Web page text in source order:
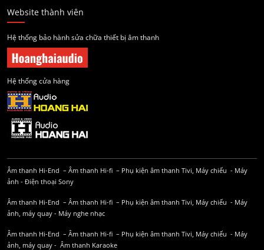
Website thành viên
Hệ thống bảo hành sửa chữa thiết bị âm thanh
Hệ thống cửa hàng
Âm thanh Hi-End – Âm thanh Hi-fi – Phụ kiện âm thanh Tivi, Máy chiếu - Máy
ảnh - Điện thoại Sony
Âm thanh Hi-End – Âm thanh Hi-fi – Phụ kiện âm thanh Tivi, Máy chiếu - Máy
ảnh, máy quay - Máy nghe nhạc
Âm thanh Hi-End – Âm thanh Hi-fi – Phụ kiện âm thanh Tivi, Máy chiếu - Máy
ảnh, máy quay - Âm thanh Karaoke